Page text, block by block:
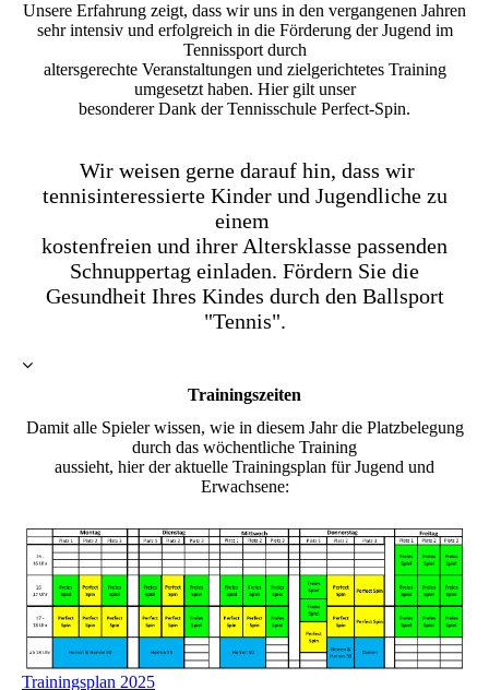
Unsere Erfahrung zeigt, dass wir uns in den vergangenen Jahren
sehr intensiv und erfolgreich in die Förderung der Jugend im
Tennissport durch
altersgerechte Veranstaltungen und zielgerichtetes Training
umgesetzt haben. Hier gilt unser
besonderer Dank der Tennisschule Perfect-Spin.
Wir weisen gerne darauf hin, dass wir
tennisinteressierte Kinder und Jugendliche zu
einem
kostenfreien und ihrer Altersklasse passenden
Schnuppertag einladen. Fördern Sie die
Gesundheit Ihres Kindes durch den Ballsport
"Tennis".
Trainingszeiten
Damit alle Spieler wissen, wie in diesem Jahr die Platzbelegung
durch das wöchentliche Training
aussieht, hier der aktuelle Trainingsplan für Jugend und
Erwachsene:
Trainingsplan 2025